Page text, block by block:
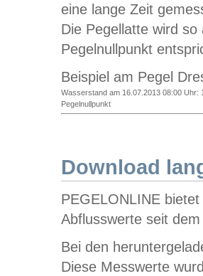
eine lange Zeit
Die Pegellatte wird
Pegelnullpunkt
Beispiel am Pegel
Wasserstand am 16.07.2013 08:00 Uhr:
Pegelnullpunkt
Download
PEGELONLINE
Abflusswerte seit
Bei den
Diese Messwerte